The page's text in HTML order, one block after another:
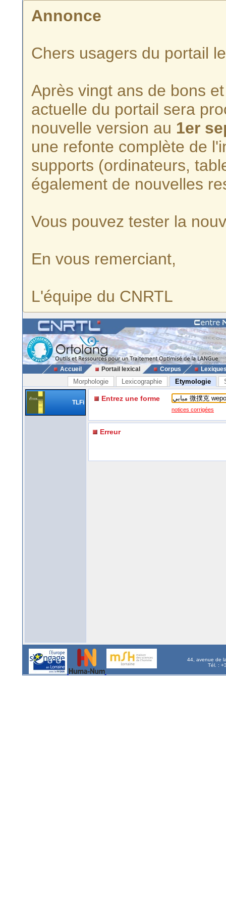
Annonce
Chers usagers du portail
Après vingt ans de bons
actuelle du portail sera
nouvelle version au 1er
une refonte complète de
supports (ordinateurs,
également de nouvelles
Vous pouvez tester la
En vous remerciant,
L'équipe du CNRTL
Accueil Portail lexical Corpus
Morphologie Lexicographie Etymologie
TLFi Entrez une forme
notices corrigées
Erreur
44, avenue de
Tél. :